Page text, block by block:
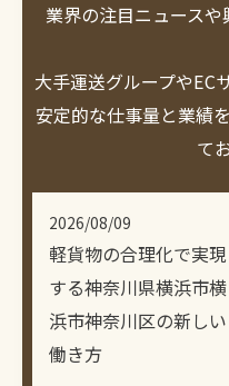
業界の注目ニュース
大手運送グループやEC
安定的な仕事量と業績
て
2026/08/09
軽貨物の合理化で実現
する神奈川県横浜市横
浜市神奈川区の新しい
働き方